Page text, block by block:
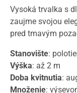
Vysoká trvalka s
zaujme svojou
pred tmavým
Stanovište:
Výška: až 2 m
Doba kvitnutia:
Množenie: